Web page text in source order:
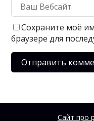
Сохраните моё
браузере для
Сайт про